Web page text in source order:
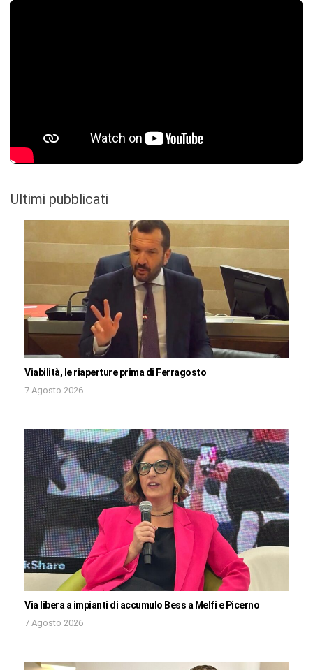
Ultimi pubblicati
Viabilità, le riaperture prima di Ferragosto
7 Agosto 2026
Via libera a impianti di accumulo Bess a Melfi e Picerno
7 Agosto 2026